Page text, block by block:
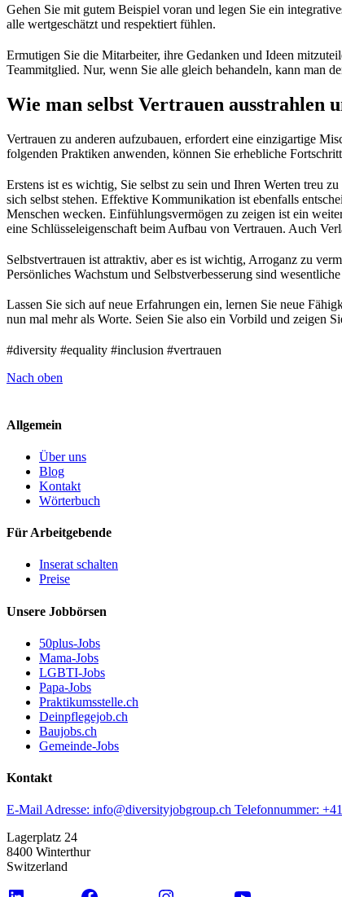
Gehen Sie mit gutem Beispiel voran und legen Sie ein
alle wertgeschätzt und respektiert fühlen.
Ermutigen Sie die Mitarbeiter, ihre Gedanken und Ideen
Teammitglied. Nur, wenn Sie alle gleich behandeln, kann man
Wie man selbst Vertrauen ausstrahlen
Vertrauen zu anderen aufzubauen, erfordert eine einzigartige
folgenden Praktiken anwenden, können Sie erhebliche
Erstens ist es wichtig, Sie selbst zu sein und Ihren Werten treu
sich selbst stehen. Effektive Kommunikation ist ebenfalls
Menschen wecken. Einfühlungsvermögen zu zeigen ist ein
eine Schlüsseleigenschaft beim Aufbau von Vertrauen. Auch
Selbstvertrauen ist attraktiv, aber es ist wichtig, Arroganz zu
Persönliches Wachstum und Selbstverbesserung sind
Lassen Sie sich auf neue Erfahrungen ein, lernen Sie neue
nun mal mehr als Worte. Seien Sie also ein Vorbild und zeigen
#diversity #equality #inclusion #vertrauen
Nach oben
Allgemein
Über uns
Blog
Kontakt
Wörterbuch
Für Arbeitgebende
Inserat schalten
Preise
Unsere Jobbörsen
50plus-Jobs
Mama-Jobs
LGBTI-Jobs
Papa-Jobs
Praktikumsstelle.ch
Deinpflegejob.ch
Baujobs.ch
Gemeinde-Jobs
Kontakt
E-Mail Adresse: info@diversityjobgroup.ch Telefonnummer:
Lagerplatz 24
8400 Winterthur
Switzerland